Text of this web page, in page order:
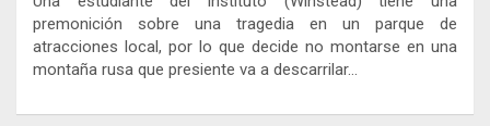
premonición sobre una tragedia en un parque de
atracciones local, por lo que decide no montarse en una
montaña rusa que presiente va a descarrilar…